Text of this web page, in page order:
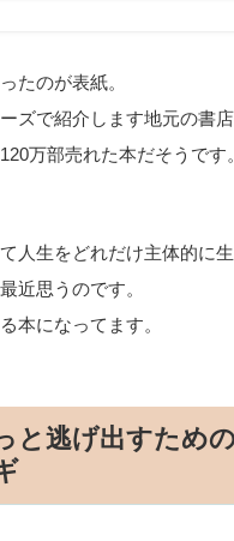
たのが表紙。
ズで紹介します地元の書
万部売れた本だそうです。
人生をどれだけ主体的に
近思うのです。
本になってます。
と逃げ出すため